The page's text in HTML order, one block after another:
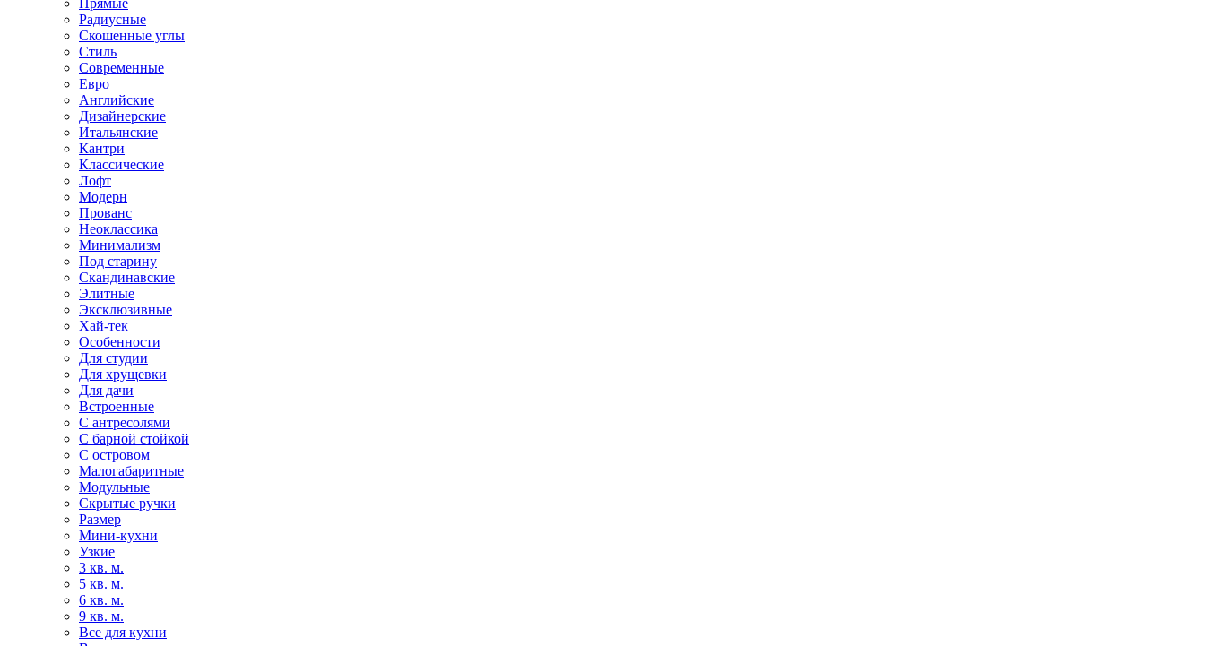
Радиусные
Скошенные углы
Стиль
Современные
Евро
Английские
Дизайнерские
Итальянские
Кантри
Классические
Лофт
Модерн
Прованс
Неоклассика
Минимализм
Под старину
Скандинавские
Элитные
Эксклюзивные
Хай-тек
Особенности
Для студии
Для хрущевки
Для дачи
Встроенные
С антресолями
С барной стойкой
С островом
Малогабаритные
Модульные
Скрытые ручки
Размер
Мини-кухни
Узкие
3 кв. м.
5 кв. м.
6 кв. м.
9 кв. м.
Все для кухни